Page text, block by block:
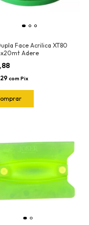
Face Acrilica XT80
Adere
com Pix